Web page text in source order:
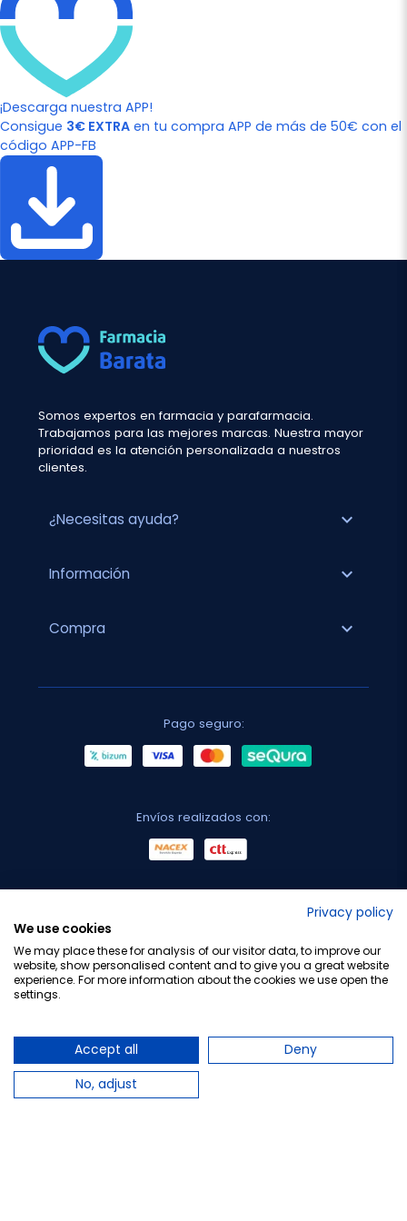
¡Descarga nuestra APP!
Consigue 3€ EXTRA en tu compra APP de más de 50€ con el
código APP-FB
Somos expertos en farmacia y parafarmacia.
Trabajamos para las mejores marcas. Nuestra mayor
prioridad es la atención personalizada a nuestros
clientes.
¿Necesitas ayuda? expand_more
Información expand_more
Compra expand_more
Pago seguro:
Envíos realizados con:
Privacy policy
We use cookies
We may place these for analysis of our visitor data, to improve our
website, show personalised content and to give you a great website
experience. For more information about the cookies we use open the
settings.
Accept all
Deny
No, adjust